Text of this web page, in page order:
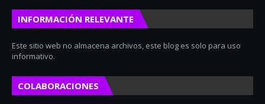
INFORMACIÓN RELEVANTE
Este sitio web no almacena archivos, este blog es solo para uso
informativo.
COLABORACIONES